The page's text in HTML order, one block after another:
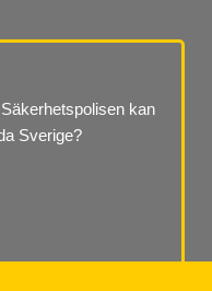
kan
Sverige?